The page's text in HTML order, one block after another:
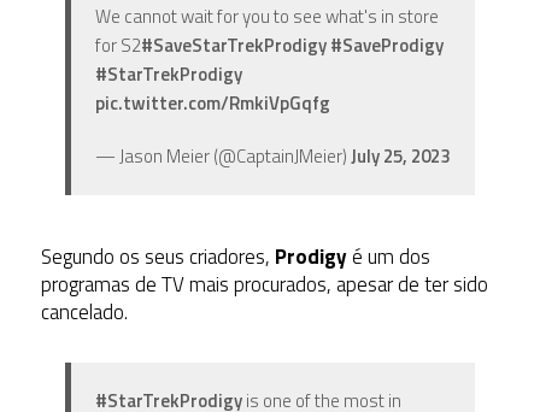
We cannot wait for you to see what's in store
for S2#SaveStarTrekProdigy#SaveProdigy
#StarTrekProdigy
pic.twitter.com/RmkiVpGqfg
— Jason Meier (@CaptainJMeier)July 25, 2023
Segundo os seus criadores, Prodigyé um dos
programas de TV mais procurados, apesar de ter sido
cancelado.
#StarTrekProdigyis one of the most in